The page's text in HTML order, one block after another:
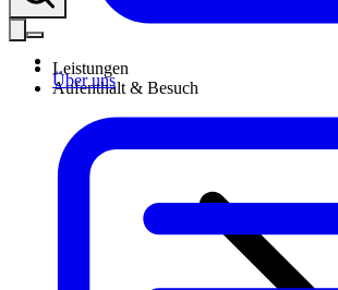
Über uns
Leistungen
Aufenthalt & Besuch